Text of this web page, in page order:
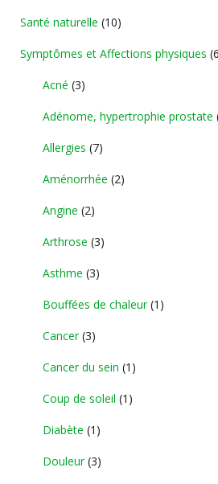
Santé naturelle (10)
Symptômes et Affections physiques
Acné (3)
Adénome, hypertrophie prostate
Allergies (7)
Aménorrhée (2)
Angine (2)
Arthrose (3)
Asthme (3)
Bouffées de chaleur(1)
Cancer(3)
Cancer du sein (1)
Coup de soleil (1)
Diabète (1)
Douleur(3)